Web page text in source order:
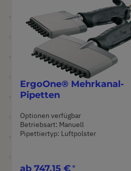
ErgoOne® Mehrkanal-
Pipetten
Optionen verfügbar
Betriebsart: Manuell
Pipettiertyp: Luftpolster
ab 747,15 €